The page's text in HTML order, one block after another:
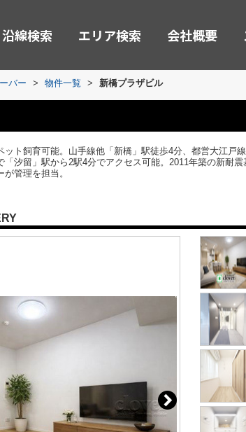
沿線検索 エリア検索 会社概要
バー > 物件一覧 > 新橋プラザビル
ト飼育可能。山手線他「新橋」駅徒歩4分、都営大江戸
汐留」駅から2駅4分でアクセス可能。2011年築の新耐
管理を担当。